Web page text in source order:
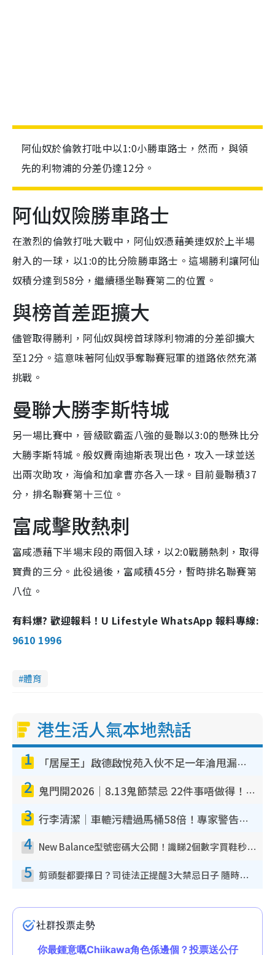
阿仙奴於倫敦打吡中以1:0小勝車路士，然而，與領
先的利物浦的分差仍達12分。
阿仙奴險勝車路士
在激烈的倫敦打吡大戰中，阿仙奴憑藉美連奴於上半場
射入的一球，以1:0的比分險勝車路士。這場勝利讓阿仙
奴積分達到58分，繼續穩坐聯賽第二的位置。
與榜首差距擴大
儘管取得勝利，阿仙奴與榜首球隊利物浦的分差卻擴大
至12分。這意味著阿仙奴爭奪聯賽冠軍的道路依然充滿
挑戰。
曼聯大勝李斯特城
另一場比賽中，晉級歐霸盃八強的曼聯以3:0的懸殊比分
大勝李斯特城。般奴費南迪斯表現出色，攻入一球並送
出兩次助攻，海倫和加拿曹亦各入一球。目前曼聯積37
分，排名聯賽第十三位。
富咸擊敗熱刺
富咸憑藉下半場末段的兩個入球，以2:0戰勝熱刺，取得
寶貴的三分。此役過後，富咸積45分，暫時排名聯賽第
八位。
有料爆? 歡迎報料！U Lifestyle WhatsApp 報料專線:
9610 1996
體育
港生活人氣本地熱話
1 「居屋王」啟德啟悅苑入伙不足一年淪甩漏之王！插頭噴火花致大停電 多戶業主全屋家電報銷
2 鬼門開2026｜8.13鬼節禁忌 22件事唔做得！燒肉、刺身要少食？半夜勿吹口哨/打呢個電話
3 行李清潔｜車轆污糟過馬桶58倍！專家警告忌用酒精抹 教1招免污手除菌
4 New Balance型號密碼大公開！識睇2個數字買鞋秒知功能免中伏 附5大熱門鞋款
5 剪頭髮都要擇日？司徒法正提醒3大禁忌日子 隨時剪走財運！呢日剪髮恐「剪壽命」？